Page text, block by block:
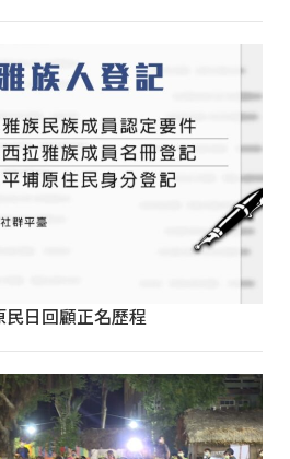
日回顧正名歷程